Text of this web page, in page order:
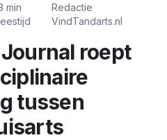
min
Redactie
VindTandarts.nl
roept
tussen